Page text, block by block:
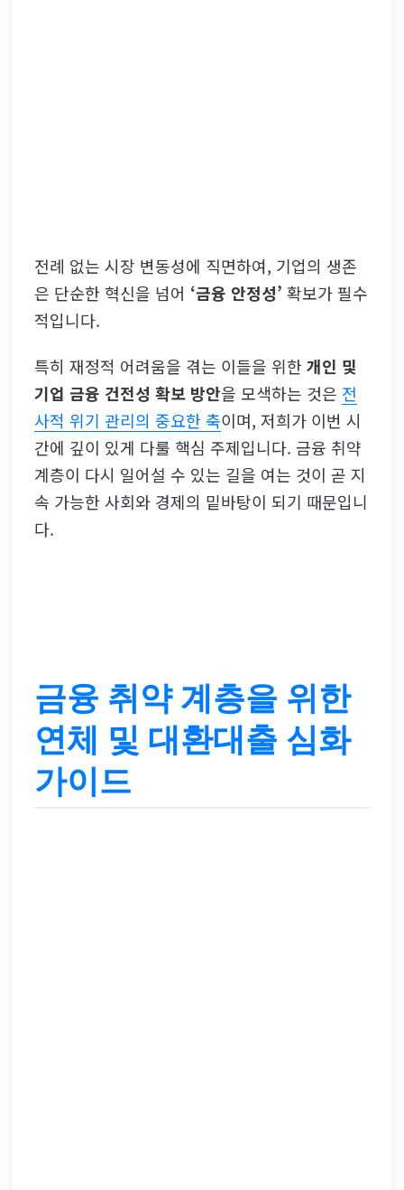
전례 없는 시장 변동성에 직면하여, 기업의 생존
은 단순한 혁신을 넘어 ‘금융 안정성’ 확보가 필수
적입니다.
특히 재정적 어려움을 겪는 이들을 위한개인 및
기업 금융 건전성 확보 방안을 모색하는 것은 전
사적 위기 관리의 중요한 축이며, 저희가 이번 시
간에 깊이 있게 다룰 핵심 주제입니다. 금융 취약
계층이 다시 일어설 수 있는 길을 여는 것이 곧 지
속 가능한 사회와 경제의 밑바탕이 되기 때문입니
다.
금융 취약 계층을 위한
연체 및 대환대출 심화
가이드